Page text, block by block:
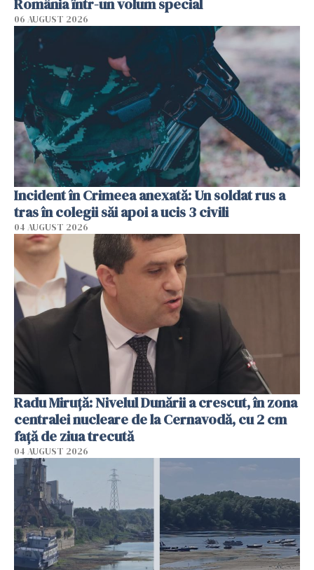
România într-un volum special
06 AUGUST 2026
Incident în Crimeea anexată: Un soldat rus a
tras în colegii săi apoi a ucis 3 civili
04 AUGUST 2026
Radu Miruţă: Nivelul Dunării a crescut, în zona
centralei nucleare de la Cernavodă, cu 2 cm
faţă de ziua trecută
04 AUGUST 2026